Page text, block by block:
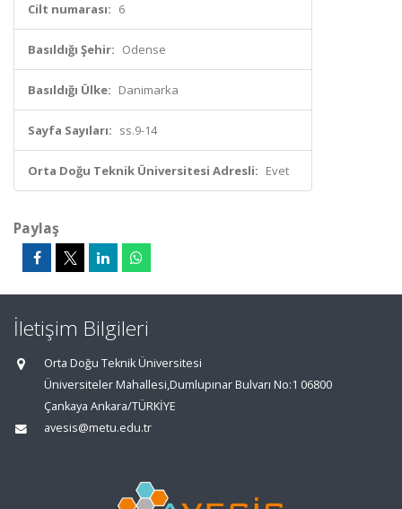
Cilt numarası: 6
Basıldığı Şehir: Odense
Basıldığı Ülke: Danimarka
Sayfa Sayıları: ss.9-14
Orta Doğu Teknik Üniversitesi Adresli: Evet
Paylaş
İletişim Bilgileri
Orta Doğu Teknik Üniversitesi
Üniversiteler Mahallesi,Dumlupınar Bulvarı No:1 06800
Çankaya Ankara/TÜRKİYE
avesis@metu.edu.tr